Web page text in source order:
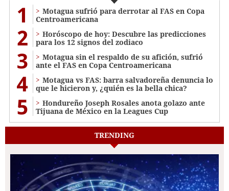
1
Motagua sufrió para derrotar al FAS en Copa
Centroamericana
2
Horóscopo de hoy: Descubre las predicciones
para los 12 signos del zodiaco
3
Motagua sin el respaldo de su afición, sufrió
ante el FAS en Copa Centroamericana
4
Motagua vs FAS: barra salvadoreña denuncia lo
que le hicieron y, ¿quién es la bella chica?
5
Hondureño Joseph Rosales anota golazo ante
Tijuana de México en la Leagues Cup
TRENDING